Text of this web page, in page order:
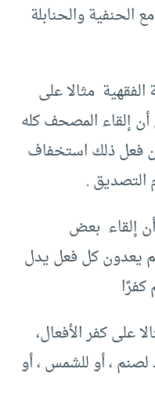
الحنفية والحنابلة
مثالا على
أن إلقاء المصحف كله
فعل ذلك استخفاف
التصديق .
إلقاء بعض
يعدون كل فعل يدل
على كفر الأفعال،
، أو للشمس ، أو